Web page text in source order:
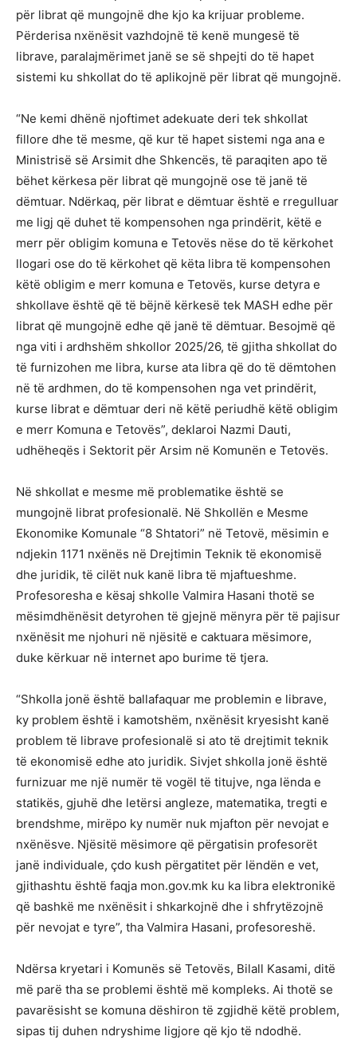
për librat që mungojnë dhe kjo ka krijuar probleme.
Përderisa nxënësit vazhdojnë të kenë mungesë të
librave, paralajmërimet janë se së shpejti do të hapet
sistemi ku shkollat do të aplikojnë për librat që mungojnë.
“Ne kemi dhënë njoftimet adekuate deri tek shkollat
fillore dhe të mesme, që kur të hapet sistemi nga ana e
Ministrisë së Arsimit dhe Shkencës, të paraqiten apo të
bëhet kërkesa për librat që mungojnë ose të janë të
dëmtuar. Ndërkaq, për librat e dëmtuar është e rregulluar
me ligj që duhet të kompensohen nga prindërit, këtë e
merr për obligim komuna e Tetovës nëse do të kërkohet
llogari ose do të kërkohet që këta libra të kompensohen
këtë obligim e merr komuna e Tetovës, kurse detyra e
shkollave është që të bëjnë kërkesë tek MASH edhe për
librat që mungojnë edhe që janë të dëmtuar. Besojmë që
nga viti i ardhshëm shkollor 2025/26, të gjitha shkollat do
të furnizohen me libra, kurse ata libra që do të dëmtohen
në të ardhmen, do të kompensohen nga vet prindërit,
kurse librat e dëmtuar deri në këtë periudhë këtë obligim
e merr Komuna e Tetovës”, deklaroi Nazmi Dauti,
udhëheqës i Sektorit për Arsim në Komunën e Tetovës.
Në shkollat e mesme më problematike është se
mungojnë librat profesionalë. Në Shkollën e Mesme
Ekonomike Komunale “8 Shtatori” në Tetovë, mësimin e
ndjekin 1171 nxënës në Drejtimin Teknik të ekonomisë
dhe juridik, të cilët nuk kanë libra të mjaftueshme.
Profesoresha e kësaj shkolle Valmira Hasani thotë se
mësimdhënësit detyrohen të gjejnë mënyra për të pajisur
nxënësit me njohuri në njësitë e caktuara mësimore,
duke kërkuar në internet apo burime të tjera.
“Shkolla jonë është ballafaquar me problemin e librave,
ky problem është i kamotshëm, nxënësit kryesisht kanë
problem të librave profesionalë si ato të drejtimit teknik
të ekonomisë edhe ato juridik. Sivjet shkolla jonë është
furnizuar me një numër të vogël të titujve, nga lënda e
statikës, gjuhë dhe letërsi angleze, matematika, tregti e
brendshme, mirëpo ky numër nuk mjafton për nevojat e
nxënësve. Njësitë mësimore që përgatisin profesorët
janë individuale, çdo kush përgatitet për lëndën e vet,
gjithashtu është faqja mon.gov.mk ku ka libra elektronikë
që bashkë me nxënësit i shkarkojnë dhe i shfrytëzojnë
për nevojat e tyre”, tha Valmira Hasani, profesoreshë.
Ndërsa kryetari i Komunës së Tetovës, Bilall Kasami, ditë
më parë tha se problemi është më kompleks. Ai thotë se
pavarësisht se komuna dëshiron të zgjidhë këtë problem,
sipas tij duhen ndryshime ligjore që kjo të ndodhë.